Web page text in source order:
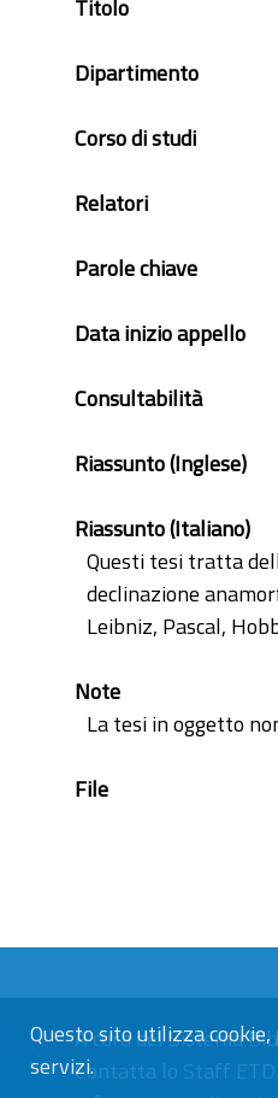
Questo sito utilizza
servizi.
Titolo
Dipartimento
Corso di studi
Relatori
Parole chiave
Data inizio appello
Consultabilità
Riassunto (Inglese)
Riassunto (Italiano)
Questi tesi tratta
declinazione
Leibniz, Pascal,
Note
La tesi in oggetto
File
A cura delSistema
Contatta lo Staff ETD